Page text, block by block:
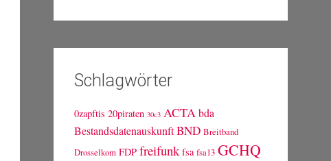
Schlagwörter
0zapftis 20piraten 30c3 ACTAbda
BestandsdatenauskunftBND Breitband
Drosselkom FDP freifunk fsa fsa13 GCHQ